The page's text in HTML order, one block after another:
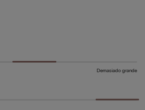
Demasiado grande